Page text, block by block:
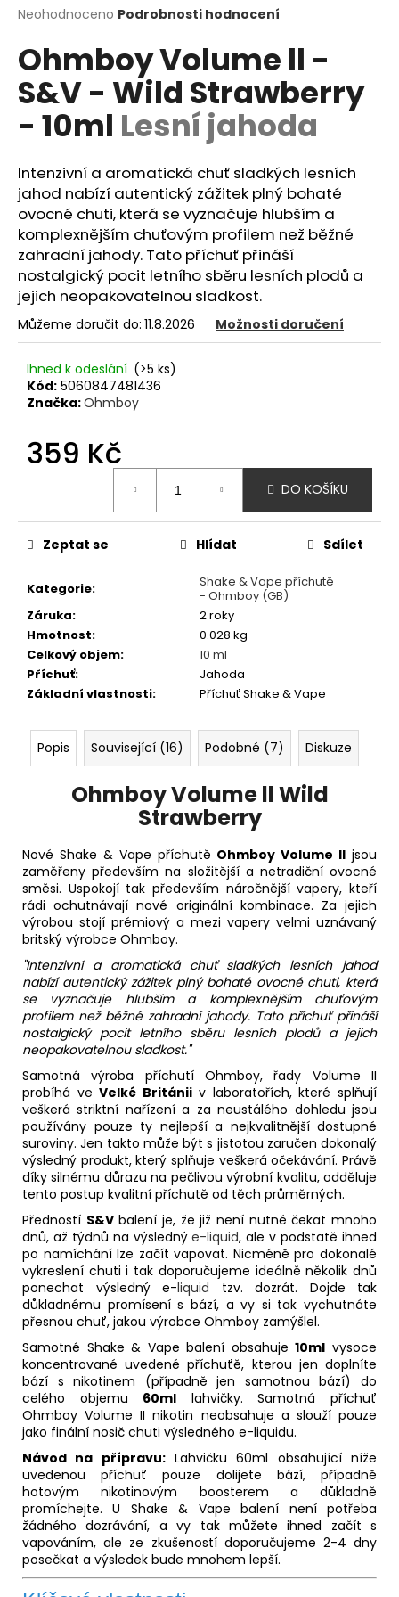
Průměrné
produktu
je
0,0
z
hvězdiček.
Neohodnoceno Podrobnosti hodnocení
Ohmboy Volume ll -
S&V - Wild Strawberry
- 10ml Lesní jahoda
Intenzivní a aromatická chuť sladkých lesních
jahod nabízí autentický zážitek plný bohaté
ovocné chuti, která se vyznačuje hlubším a
komplexnějším chuťovým profilem než běžné
zahradní jahody. Tato příchuť přináší
nostalgický pocit letního sběru lesních plodů a
jejich neopakovatelnou sladkost.
Můžeme doručit do: 11.8.2026 Možnosti doručení
Ihned k odeslání (>5 ks)
Kód: 5060847481436
Značka:Ohmboy
359 Kč
DO KOŠÍKU
Kategorie:
Shake & Vape příchutě
- Ohmboy (GB)
Záruka:
2 roky
Hmotnost:
0.028 kg
Celkový objem:
10 ml
Příchuť:
Jahoda
Základní vlastnosti: Příchuť Shake & Vape
Zeptat se Hlídat Sdílet
Popis Související (16) Podobné (7) Diskuze
Ohmboy Volume ll Wild
Strawberry
Nové Shake & Vape příchutě Ohmboy Volume II jsou
zaměřeny především na složitější a netradiční ovocné
směsi. Uspokojí tak především náročnější vapery, kteří
rádi ochutnávají nové originální kombinace. Za jejich
výrobou stojí prémiový a mezi vapery velmi uznávaný
britský výrobce Ohmboy.
"Intenzivní a aromatická chuť sladkých lesních jahod
nabízí autentický zážitek plný bohaté ovocné chuti, která
se vyznačuje hlubším a komplexnějším chuťovým
profilem než běžné zahradní jahody. Tato příchuť přináší
nostalgický pocit letního sběru lesních plodů a jejich
neopakovatelnou sladkost."
Samotná výroba příchutí Ohmboy, řady Volume II
probíhá veVelké Británii v laboratořích, které splňují
veškerá striktní nařízení a za neustálého dohledu jsou
používány pouze ty nejlepší a nejkvalitnější dostupné
suroviny. Jen takto může být s jistotou zaručen dokonalý
výsledný produkt, který splňuje veškerá očekávání. Právě
díky silnému důrazu na pečlivou výrobní kvalitu, odděluje
tento postup kvalitní příchutě od těch průměrných.
Předností S&Vbalení je, že již není nutné čekat mnoho
dnů, až týdnů na výslednýe-liquid, ale v podstatě ihned
po namíchání lze začít vapovat. Nicméně pro dokonalé
vykreslení chuti i tak doporučujeme ideálně několik dnů
ponechat výsledný e-liquid tzv. dozrát. Dojde tak
důkladnému promísení s bází, a vy si tak vychutnáte
přesnou chuť, jakou výrobce Ohmboy zamýšlel.
Samotné Shake & Vape balení obsahuje10ml vysoce
koncentrované uvedené příchuťě, kterou jen doplníte
bází s nikotinem (případně jen samotnou bází) do
celého objemu 60ml lahvičky. Samotná příchuť
Ohmboy Volume II nikotin neobsahuje a slouží pouze
jako finální nosič chuti výsledného e-liquidu.
Návod na přípravu:Lahvičku 60ml obsahující níže
uvedenou příchuť pouze dolijete bází, případně
hotovým nikotinovým boosterem a důkladně
promíchejte. U Shake & Vape balení není potřeba
žádného dozrávání, a vy tak můžete ihned začít s
vapováním, ale ze zkušeností doporučujeme 2-4 dny
posečkat a výsledek bude mnohem lepší.
a
j
í
t
HLEDAT
D
o
p
o
u
č
e
VAPORESSO
0,8OHM
MESH
ŽHAVÍCÍ
HLAVA
78